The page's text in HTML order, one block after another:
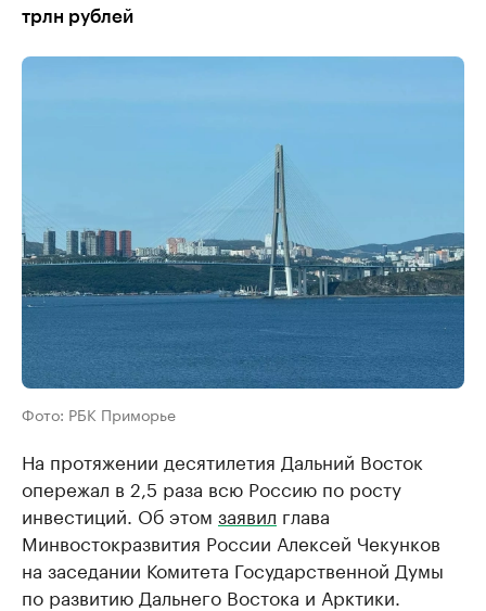
трлн рублей
Фото: РБК Приморье
На протяжении десятилетия Дальний Восток
опережал в 2,5 раза всю Россию по росту
инвестиций. Об этом заявил глава
Минвостокразвития России Алексей Чекунков
на заседании Комитета Государственной Думы
по развитию Дальнего Востока и Арктики.